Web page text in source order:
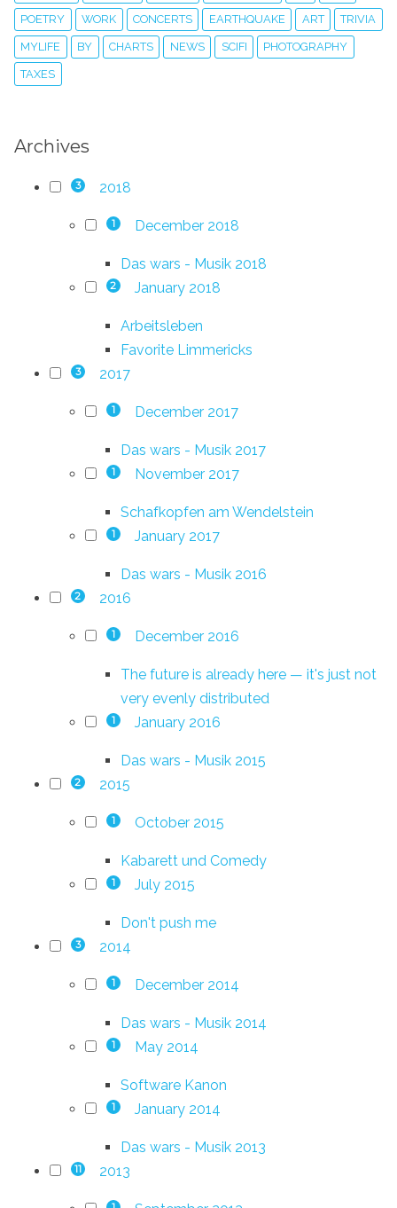
POETRY WORK CONCERTS EARTHQUAKE ART TRIVIA
MYLIFE BY CHARTS NEWS SCIFI PHOTOGRAPHY
TAXES
Archives
3 2018
1 December 2018
Das wars - Musik 2018
2 January 2018
Arbeitsleben
Favorite Limmericks
3 2017
1 December 2017
Das wars - Musik 2017
1 November 2017
Schafkopfen am Wendelstein
1 January 2017
Das wars - Musik 2016
2 2016
1 December 2016
The future is already here — it's just not
very evenly distributed
1 January 2016
Das wars - Musik 2015
2 2015
1 October 2015
Kabarett und Comedy
1 July 2015
Don't push me
3 2014
1 December 2014
Das wars - Musik 2014
1 May 2014
Software Kanon
1 January 2014
Das wars - Musik 2013
11 2013